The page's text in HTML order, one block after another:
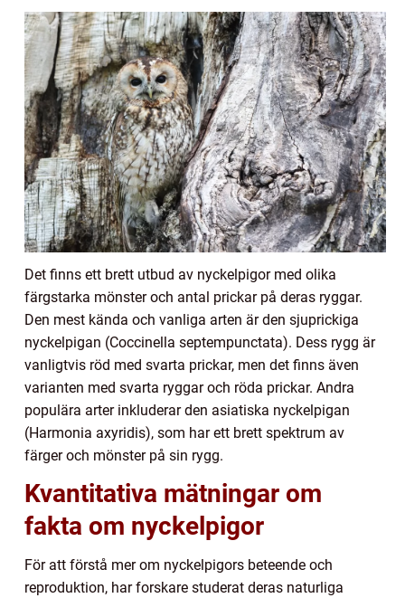
Det finns ett brett utbud av nyckelpigor med olika
färgstarka mönster och antal prickar på deras ryggar.
Den mest kända och vanliga arten är den sjuprickiga
nyckelpigan (Coccinella septempunctata). Dess rygg är
vanligtvis röd med svarta prickar, men det finns även
varianten med svarta ryggar och röda prickar. Andra
populära arter inkluderar den asiatiska nyckelpigan
(Harmonia axyridis), som har ett brett spektrum av
färger och mönster på sin rygg.
Kvantitativa mätningar om
fakta om nyckelpigor
För att förstå mer om nyckelpigors beteende och
reproduktion, har forskare studerat deras naturliga